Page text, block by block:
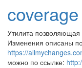
Утилита позволяющая
Изменения описаны
https://
можно по ссылке: